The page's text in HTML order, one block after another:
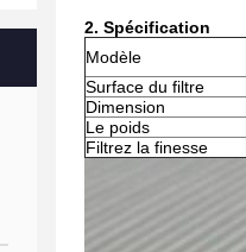
2. Spécification
Modèle
Surface du filtre
Dimension
Le poids
Filtrez la finesse